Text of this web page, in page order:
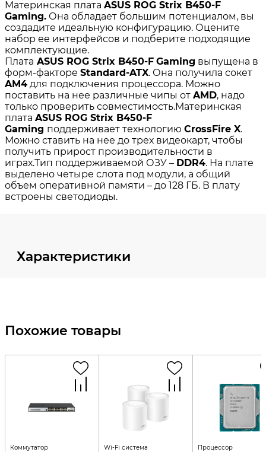
Характеристики
Похожие товары
Коммутатор
Wi-Fi система
Процессор